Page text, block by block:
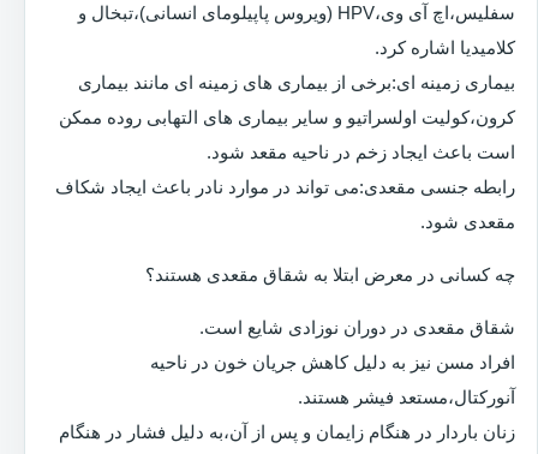
سفلیس،اچ آی وی،HPV (ویروس پاپیلومای انسانی)،تبخال و
کلامیدیا اشاره کرد.
بیماری زمینه ای:برخی از بیماری های زمینه ای مانند بیماری
کرون،کولیت اولسراتیو و سایر بیماری های التهابی روده ممکن
است باعث ایجاد زخم در ناحیه مقعد شود.
رابطه جنسی مقعدی:می تواند در موارد نادر باعث ایجاد شکاف
مقعدی شود.
چه کسانی در معرض ابتلا به شقاق مقعدی هستند؟
شقاق مقعدی در دوران نوزادی شایع است.
افراد مسن نیز به دلیل کاهش جریان خون در ناحیه
آنورکتال،مستعد فیشر هستند.
زنان باردار در هنگام زایمان و پس از آن،به دلیل فشار در هنگام